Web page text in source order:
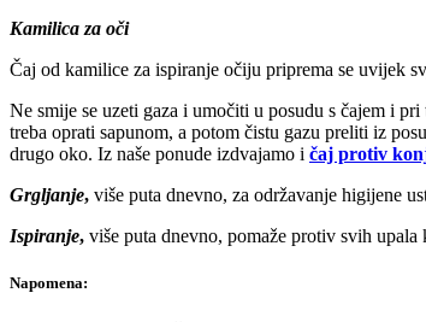
Kamilica za oči
Čaj od kamilice za ispiranje očiju priprema se uvijek
Ne smije se uzeti gaza i umočiti u posudu s čajem i
treba oprati sapunom, a potom čistu gazu preliti iz
drugo oko. Iz naše ponude izdvajamo i čaj protiv
Grgljanje, više puta dnevno, za održavanje higijene
Ispiranje, više puta dnevno, pomaže protiv svih
Napomena: